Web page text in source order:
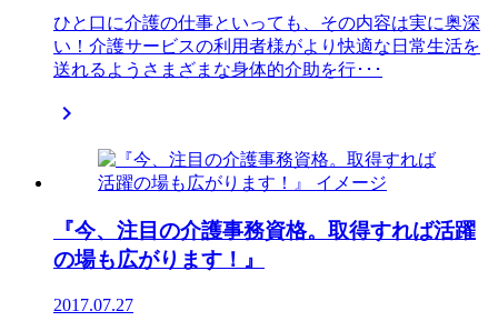
ひと口に介護の仕事といっても、その内容は実に奥深
い！介護サービスの利用者様がより快適な日常生活を
送れるようさまざまな身体的介助を行･･･

『今、注目の介護事務資格。取得すれば活躍
の場も広がります！』
2017.07.27